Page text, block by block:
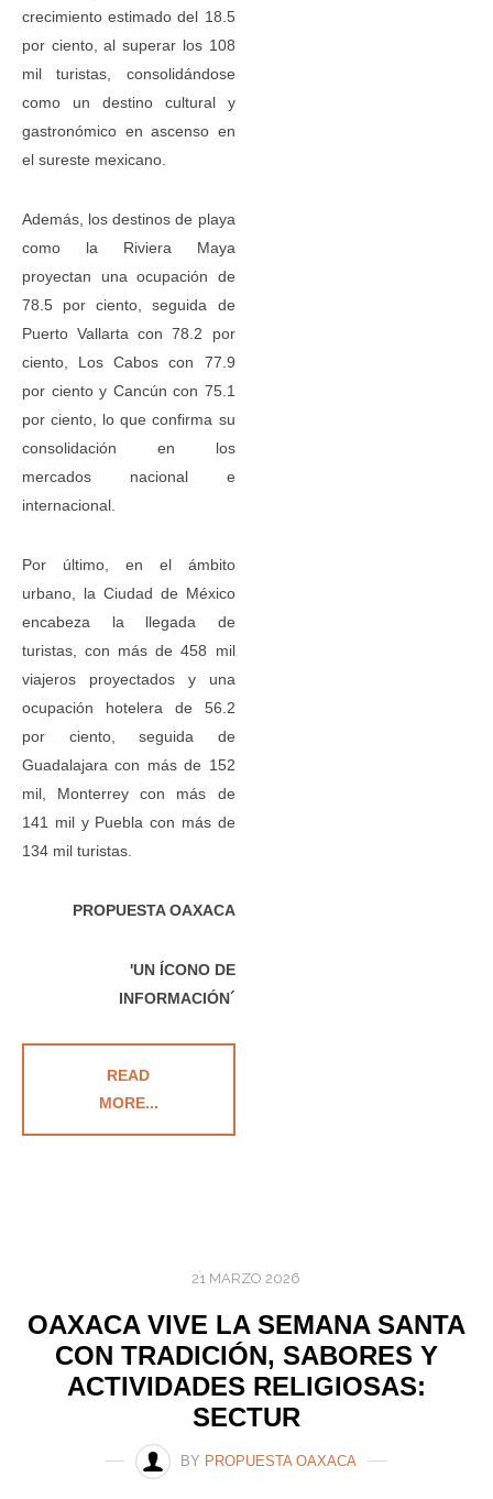
crecimiento estimado del 18.5
por ciento, al superar los 108
mil turistas, consolidándose
como un destino cultural y
gastronómico en ascenso en
el sureste mexicano.
Además, los destinos de playa
como la Riviera Maya
proyectan una ocupación de
78.5 por ciento, seguida de
Puerto Vallarta con 78.2 por
ciento, Los Cabos con 77.9
por ciento y Cancún con 75.1
por ciento, lo que confirma su
consolidación en los
mercados nacional e
internacional.
Por último, en el ámbito
urbano, la Ciudad de México
encabeza la llegada de
turistas, con más de 458 mil
viajeros proyectados y una
ocupación hotelera de 56.2
por ciento, seguida de
Guadalajara con más de 152
mil, Monterrey con más de
141 mil y Puebla con más de
134 mil turistas.
PROPUESTA OAXACA
'UN ÍCONO DE
INFORMACIÓN´
READ
MORE...
21 MARZO 2026
OAXACA VIVE LA SEMANA SANTA
CON TRADICIÓN, SABORES Y
ACTIVIDADES RELIGIOSAS:
SECTUR
BY PROPUESTA OAXACA